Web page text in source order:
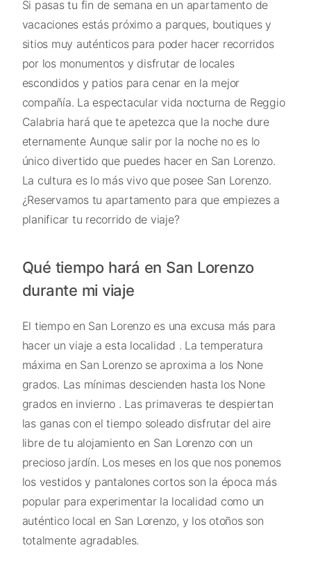
Si pasas tu fin de semana en un apartamento de
vacaciones estás próximo a parques, boutiques y
sitios muy auténticos para poder hacer recorridos
por los monumentos y disfrutar de locales
escondidos y patios para cenar en la mejor
compañía. La espectacular vida nocturna de Reggio
Calabria hará que te apetezca que la noche dure
eternamente Aunque salir por la noche no es lo
único divertido que puedes hacer en San Lorenzo.
La cultura es lo más vivo que posee San Lorenzo.
¿Reservamos tu apartamento para que empiezes a
planificar tu recorrido de viaje?
Qué tiempo hará en San Lorenzo
durante mi viaje
El tiempo en San Lorenzo es una excusa más para
hacer un viaje a esta localidad . La temperatura
máxima en San Lorenzo se aproxima a los None
grados. Las mínimas descienden hasta los None
grados en invierno . Las primaveras te despiertan
las ganas con el tiempo soleado disfrutar del aire
libre de tu alojamiento en San Lorenzo con un
precioso jardín. Los meses en los que nos ponemos
los vestidos y pantalones cortos son la época más
popular para experimentar la localidad como un
auténtico local en San Lorenzo, y los otoños son
totalmente agradables.